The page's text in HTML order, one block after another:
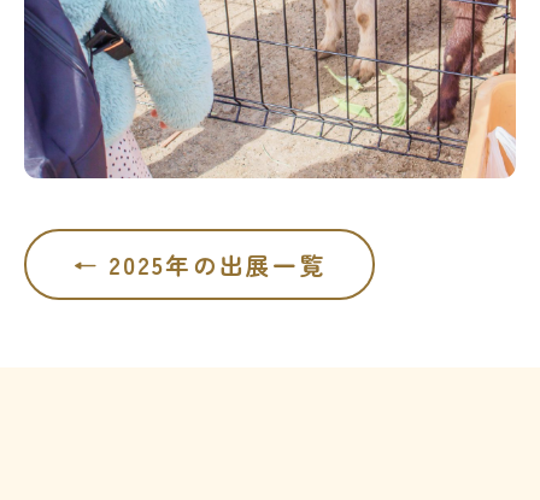
← 2025年の出展一覧